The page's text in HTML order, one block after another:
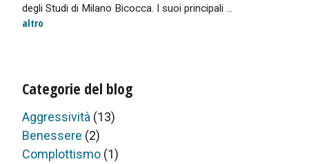
degli Studi di Milano Bicocca. I suoi principali ...
altro
Categorie del blog
Aggressività (13)
Benessere (2)
Complottismo (1)